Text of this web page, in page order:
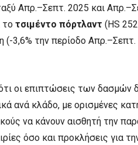
Απρ.–Σεπτ. 2025 και
το τσιμέντο πόρτλαντ (HS
(-3,6% την περίοδο Απρ.–Σεπτ.
οι επιπτώσεις των δασμών
ανά κλάδο, με ορισμένες
να κάνουν αισθητή την
όσο και προκλήσεις για